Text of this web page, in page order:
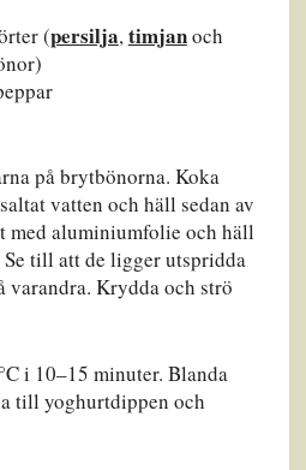
(persilja,timjanoch
på brytbönorna. Koka
vatten och häll sedan av
med aluminiumfolie och häll
till att de ligger utspridda
varandra. Krydda och strö
i 10–15 minuter. Blanda
till yoghurtdippen och